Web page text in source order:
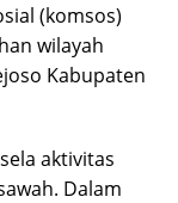
(komsos)
wilayah
Kabupaten
aktivitas
Dalam